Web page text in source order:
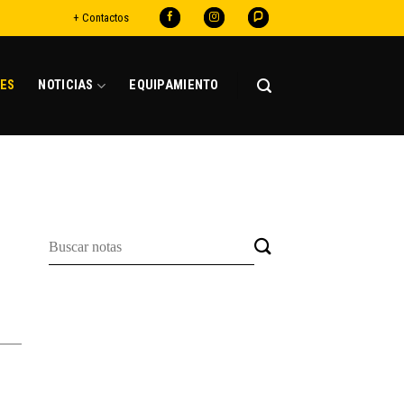
+ Contactos
NOTICIAS EQUIPAMIENTO